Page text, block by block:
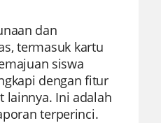
dan
termasuk kartu
siswa
dengan fitur
lainnya. Ini adalah
terperinci.